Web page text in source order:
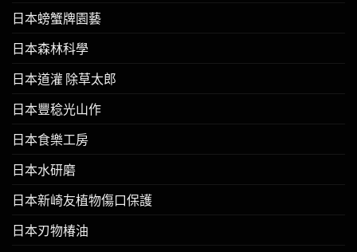
日本螃蟹牌園藝
日本森林科學
日本道灌 除草太郎
日本豐稔光山作
日本食樂工房
日本水研磨
日本新崎友植物傷口保護
日本刃物椿油